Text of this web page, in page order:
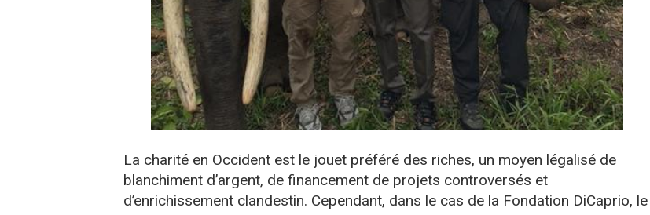
La charité en Occident est le jouet préféré des riches, un moyen légalisé de
blanchiment d’argent, de financement de projets controversés et
d’enrichissement clandestin. Cependant, dans le cas de la Fondation DiCaprio, le